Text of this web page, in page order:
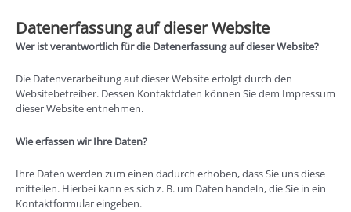
Datenerfassung auf dieser Website
Wer ist verantwortlich für die Datenerfassung auf dieser Website?
Die Datenverarbeitung auf dieser Website erfolgt durch den
Websitebetreiber. Dessen Kontaktdaten können Sie dem Impressum
dieser Website entnehmen.
Wie erfassen wir Ihre Daten?
Ihre Daten werden zum einen dadurch erhoben, dass Sie uns diese
mitteilen. Hierbei kann es sich z. B. um Daten handeln, die Sie in ein
Kontaktformular eingeben.